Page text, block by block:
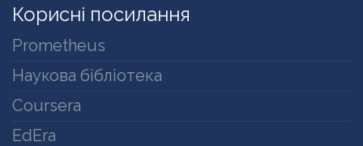
Корисні посилання
Prometheus
Наукова бібліотека
Coursera
EdEra